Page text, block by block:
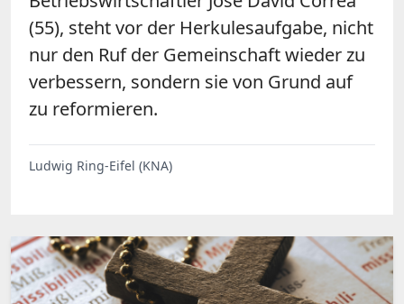
(55), steht vor der Herkulesaufgabe, nicht
nur den Ruf der Gemeinschaft wieder zu
verbessern, sondern sie von Grund auf
zu reformieren.
Ludwig Ring-Eifel (KNA)